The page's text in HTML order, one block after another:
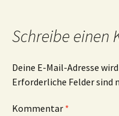
Schreibe einen
Deine E-Mail-Adresse
Erforderliche Felder sind
Kommentar *